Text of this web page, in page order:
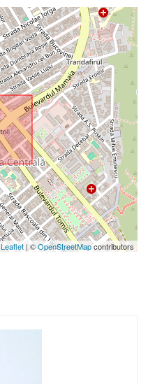
Leaflet | ©OpenStreetMapcontributors